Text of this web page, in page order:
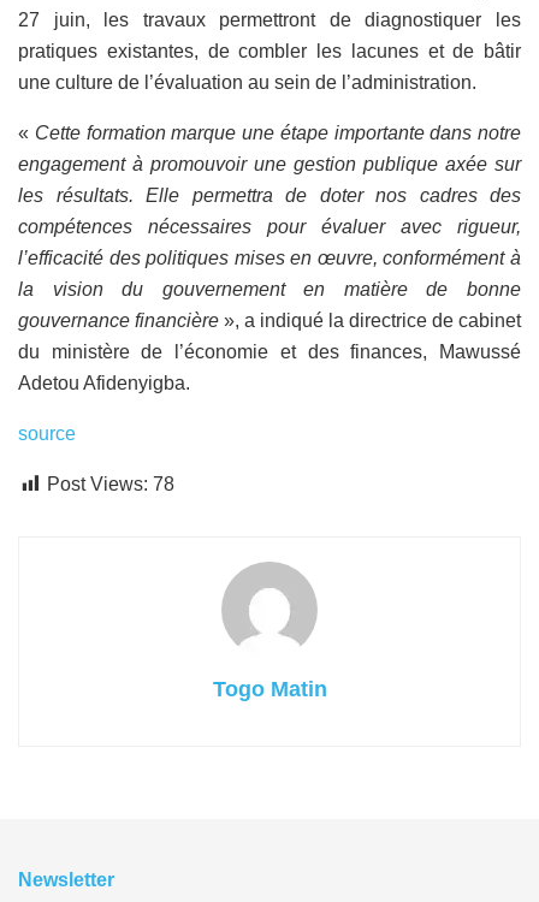
27 juin, les travaux permettront de diagnostiquer les
pratiques existantes, de combler les lacunes et de bâtir
une culture de l’évaluation au sein de l’administration.
« Cette formation marque une étape importante dans notre
engagement à promouvoir une gestion publique axée sur
les résultats. Elle permettra de doter nos cadres des
compétences nécessaires pour évaluer avec rigueur,
l’efficacité des politiques mises en œuvre, conformément à
la vision du gouvernement en matière de bonne
gouvernance financière », a indiqué la directrice de cabinet
du ministère de l’économie et des finances, Mawussé
Adetou Afidenyigba.
source
Post Views: 78
Togo Matin
Newsletter